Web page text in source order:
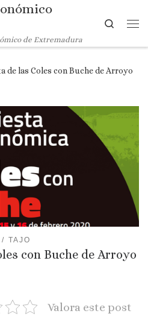
de Extremadura
Search
de las Coles con Buche de Arroyo
TAJO
con Buche de Arroyo
Valora este post